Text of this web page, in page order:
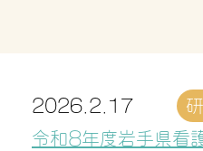
2026.2.17
令和８年度岩手県看